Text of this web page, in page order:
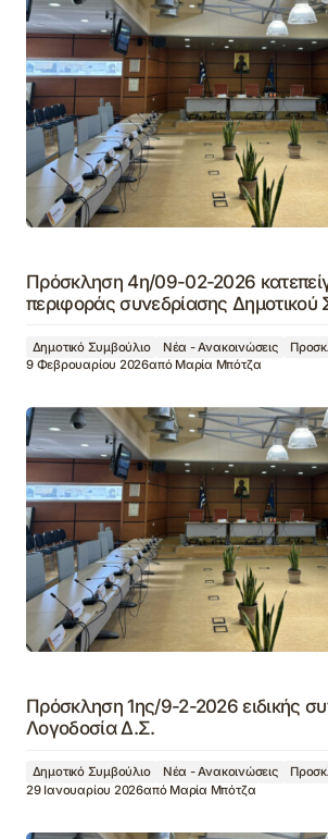
Πρόσκληση 4η/09-02-2026
περιφοράς συνεδρίασης Δημοτικού
Δημοτικό Συμβούλιο Νέα - Ανακοινώσεις
9 Φεβρουαρίου 2026από Μαρία Μπότζα
Πρόσκληση 1ης/9-2-2026 ειδικής
Λογοδοσία Δ.Σ.
Δημοτικό Συμβούλιο Νέα - Ανακοινώσεις
29 Ιανουαρίου 2026από Μαρία Μπότζα